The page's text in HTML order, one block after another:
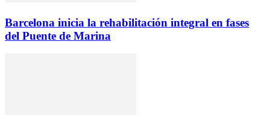
Barcelona inicia la rehabilitación integral en fases
del Puente de Marina